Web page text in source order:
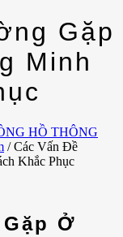
Gặp
Minh
HỒ THÔNG
/ Các Vấn Đề
Khắc Phục
Ở